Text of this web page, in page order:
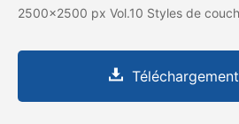
2500x2500 px Vol.10 Styles de